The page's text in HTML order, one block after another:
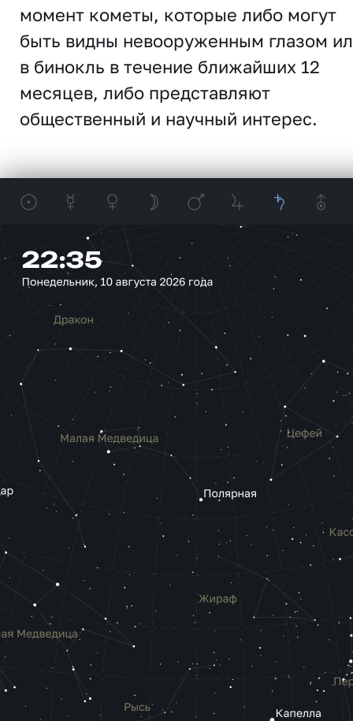
момент кометы, которые либо могут
быть видны невооруженным глазом
в бинокль в течение ближайших 12
месяцев, либо представляют
общественный и научный интерес.